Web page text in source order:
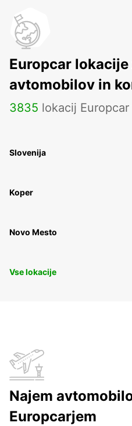
Europcar lokacije
avtomobilov in
3835 lokacij Europcar
Slovenija
Koper
Novo Mesto
Vse lokacije
Najem
Europcarjem